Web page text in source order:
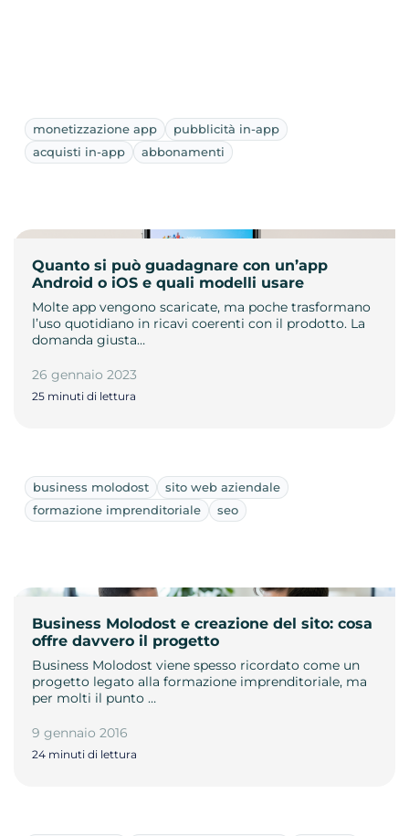
monetizzazione app
pubblicità in-app
acquisti in-app
abbonamenti
Quanto si può guadagnare con un’app
Android o iOS e quali modelli usare
Molte app vengono scaricate, ma poche trasformano
l’uso quotidiano in ricavi coerenti con il prodotto. La
domanda giusta…
26 gennaio 2023
25 minuti di lettura
business molodost
sito web aziendale
formazione imprenditoriale
seo
Business Molodost e creazione del sito: cosa
offre davvero il progetto
Business Molodost viene spesso ricordato come un
progetto legato alla formazione imprenditoriale, ma
per molti il punto …
9 gennaio 2016
24 minuti di lettura